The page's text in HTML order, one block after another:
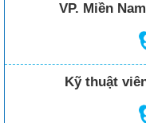
VP. Miền
Kỹ thuật